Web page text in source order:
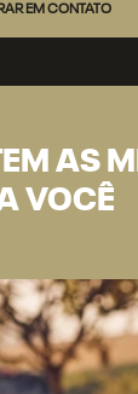
EM CONTATO
AS
VOCÊ